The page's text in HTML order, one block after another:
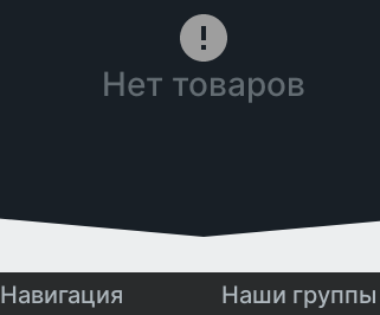
Нет товаров
Навигация Наши группы